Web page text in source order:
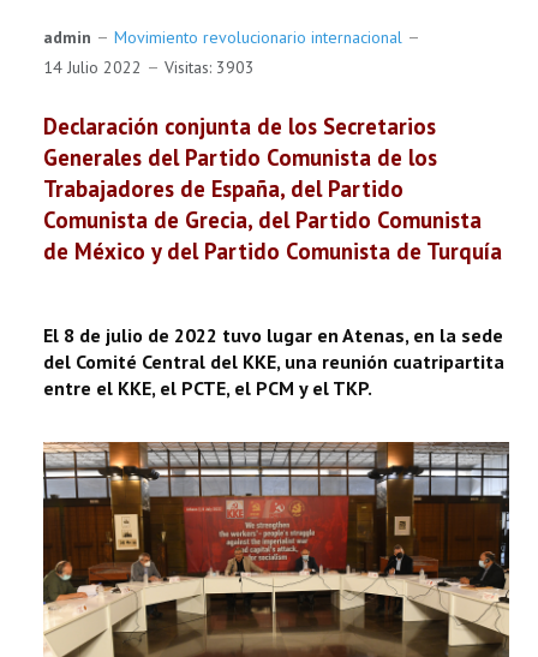
admin
Movimiento revolucionario internacional
14 Julio 2022
Visitas: 3903
Declaración conjunta de los Secretarios
Generales del Partido Comunista de los
Trabajadores de España, del Partido
Comunista de Grecia, del Partido Comunista
de México y del Partido Comunista de Turquía
El 8 de julio de 2022 tuvo lugar en Atenas, en la sede
del Comité Central del KKE, una reunión cuatripartita
entre el KKE, el PCTE, el PCM y el TKP.